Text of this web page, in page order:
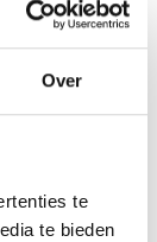
Over
te
te bieden
uit te
Lezers
uit naar je